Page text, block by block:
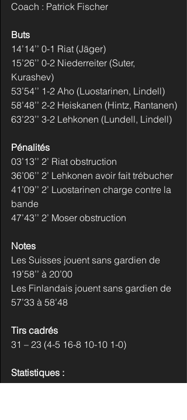
Coach : Patrick Fischer
Buts
14’14’’ 0-1 Riat (Jäger)
15’26’’ 0-2 Niederreiter (Suter,
Kurashev)
53’54’’ 1-2 Aho (Luostarinen, Lindell)
58’48’’ 2-2 Heiskanen (Hintz, Rantanen)
63’23’’ 3-2 Lehkonen (Lundell, Lindell)
Pénalités
03’13’’ 2’ Riat obstruction
36’06’’ 2’ Lehkonen avoir fait trébucher
41’09’’ 2’ Luostarinen charge contre la
bande
47’43’’ 2’ Moser obstruction
Notes
Les Suisses jouent sans gardien de
19’58’’ à 20’00
Les Finlandais jouent sans gardien de
57’33 à 58’48
Tirs cadrés
31 – 23 (4-5 16-8 10-10 1-0)
Statistiques :
Damien Riat : 1 Pts (1 but), Sog 2, +/-